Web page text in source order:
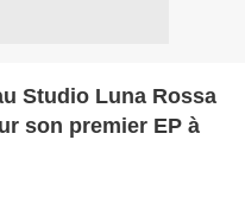
Studio Luna Rossa
son premier EP à